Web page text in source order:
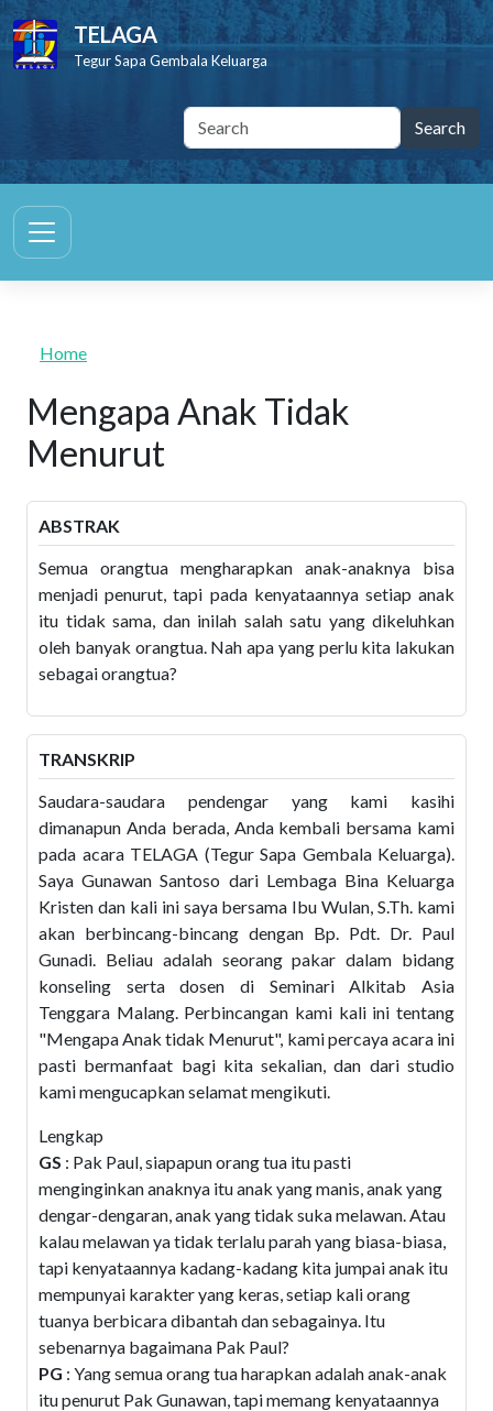
Skip to main content
TELAGA
Tegur Sapa Gembala Keluarga
Home
Mengapa Anak Tidak
Menurut
ABSTRAK
Semua orangtua mengharapkan anak-anaknya bisa
menjadi penurut, tapi pada kenyataannya setiap anak
itu tidak sama, dan inilah salah satu yang dikeluhkan
oleh banyak orangtua. Nah apa yang perlu kita lakukan
sebagai orangtua?
TRANSKRIP
Saudara-saudara pendengar yang kami kasihi
dimanapun Anda berada, Anda kembali bersama kami
pada acara TELAGA (Tegur Sapa Gembala Keluarga).
Saya Gunawan Santoso dari Lembaga Bina Keluarga
Kristen dan kali ini saya bersama Ibu Wulan, S.Th. kami
akan berbincang-bincang dengan Bp. Pdt. Dr. Paul
Gunadi. Beliau adalah seorang pakar dalam bidang
konseling serta dosen di Seminari Alkitab Asia
Tenggara Malang. Perbincangan kami kali ini tentang
"Mengapa Anak tidak Menurut", kami percaya acara ini
pasti bermanfaat bagi kita sekalian, dan dari studio
kami mengucapkan selamat mengikuti.
Lengkap
GS : Pak Paul, siapapun orang tua itu pasti
menginginkan anaknya itu anak yang manis, anak yang
dengar-dengaran, anak yang tidak suka melawan. Atau
kalau melawan ya tidak terlalu parah yang biasa-biasa,
tapi kenyataannya kadang-kadang kita jumpai anak itu
mempunyai karakter yang keras, setiap kali orang
tuanya berbicara dibantah dan sebagainya. Itu
sebenarnya bagaimana Pak Paul?
PG : Yang semua orang tua harapkan adalah anak-anak
itu penurut Pak Gunawan, tapi memang kenyataannya